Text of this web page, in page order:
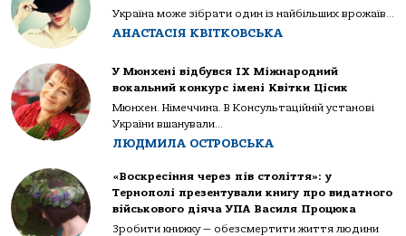
Україна може зібрати один із найбільших врожаїв...
АНАСТАСІЯ КВІТКОВСЬКА
У Мюнхені відбувся IX Міжнародний
вокальний конкурс імені Квітки Цісик
Мюнхен. Німеччина. В Консультаційній установі
України вшанували...
ЛЮДМИЛА ОСТРОВСЬКА
«Воскресіння через пів століття»: у
Тернополі презентували книгу про видатного
військового діяча УПА Василя Процюка
Зробити книжку — обезсмертити життя людини